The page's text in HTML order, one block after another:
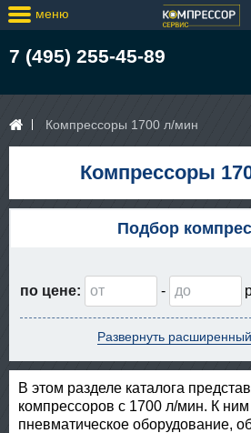
меню
7 (495) 255-45-89
Компрессоры 1700 л/мин
Компрессоры
Подбор
по цене: -
Развернуть
В этом разделе каталога
компрессоров с 1700 л/мин. К
пневматическое оборудование,